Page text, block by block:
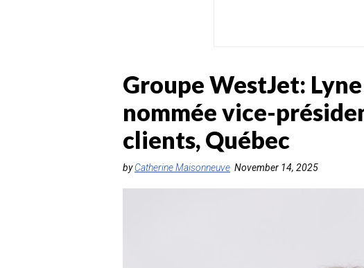
Groupe WestJet:
nommée vice-
clients, Québec
byCatherine Maisonneuve November 14, 2025